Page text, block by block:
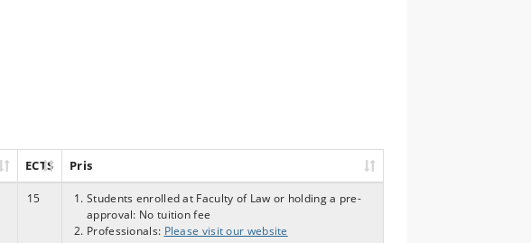
ECTS Pris
15
Students enrolled at Faculty of Law or holding a pre-
approval: No tuition fee
Professionals: Please visit our website